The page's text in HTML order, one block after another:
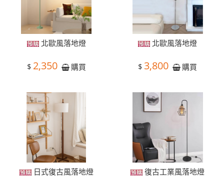
北歐風落地燈
$ 2,350 購買
北歐風落地燈
$ 3,800 購買
日式復古風落地燈 復古工業風落地燈